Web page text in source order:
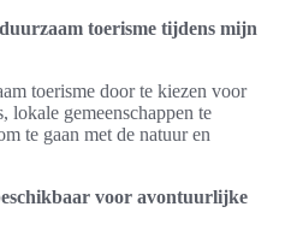
toerisme tijdens mijn
toerisme door te kiezen voor
lokale gemeenschappen te
te gaan met de natuur en
voor avontuurlijke